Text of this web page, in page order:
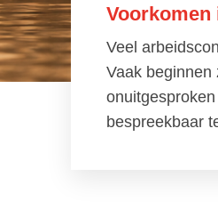
Voorkomen
Veel
Vaak beginnen
bespreekbaar